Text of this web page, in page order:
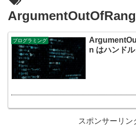
プログラミング
n はハンドル
スポンサーリン